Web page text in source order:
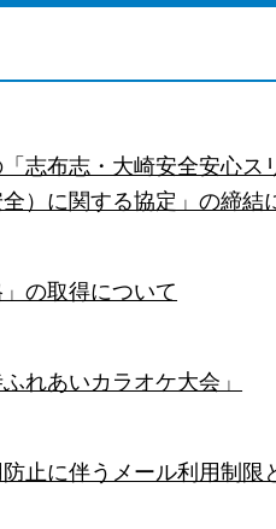
志布志・大崎安全安心ス
）に関する協定」の締結
」の取得について
れあいカラオケ大会」
防止に伴うメール利用制限